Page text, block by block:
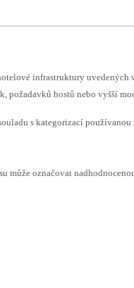
infrastruktury uvedených
požadavků hostů nebo vyšší
s kategorizací
může označovat